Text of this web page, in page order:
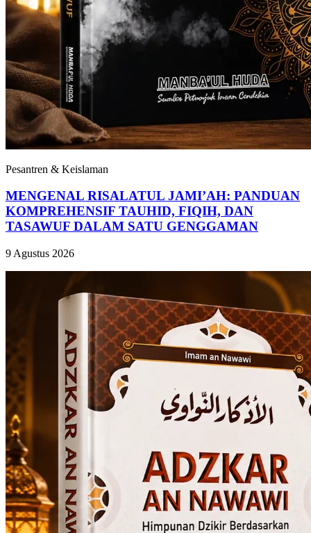
Pesantren & Keislaman
MENGENAL RISALATUL JAMI’AH: PANDUAN
KOMPREHENSIF TAUHID, FIQIH, DAN
TASAWUF DALAM SATU GENGGAMAN
9 Agustus 2026